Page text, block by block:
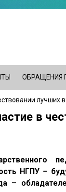
ОБРАЩЕНИЯ
лучших
в
НГПУ –
–